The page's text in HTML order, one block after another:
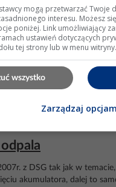
układu
praktycznie całego
błąd
Przekaźnikpodobno jest
z DSG tak jak w temacie,
akumulatora, dalej to
mogą przetwarzać Twoje
interesu. Możesz
poniżej. Link umożliwiający
ustawień dotyczących
tej strony lub w menu witryny.
wszystko
Zarządzaj